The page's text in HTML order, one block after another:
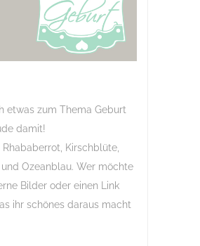
etwas zum Thema Geburt
damit!
Rhababerrot, Kirschblüte,
Ozeanblau. Wer möchte
Bilder oder einen Link
ihr schönes daraus macht